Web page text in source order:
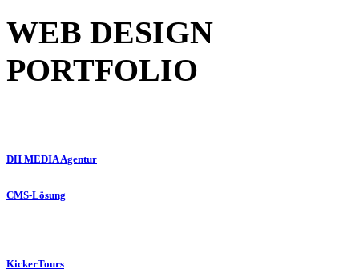
WEB DESIGN
PORTFOLIO
DH MEDIA Agentur
CMS-Lösung
KickerTours